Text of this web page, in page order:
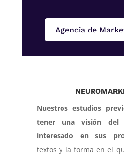
Agencia de
Nuestros estudios
tener una visión del
interesado en sus
textos y la forma en el